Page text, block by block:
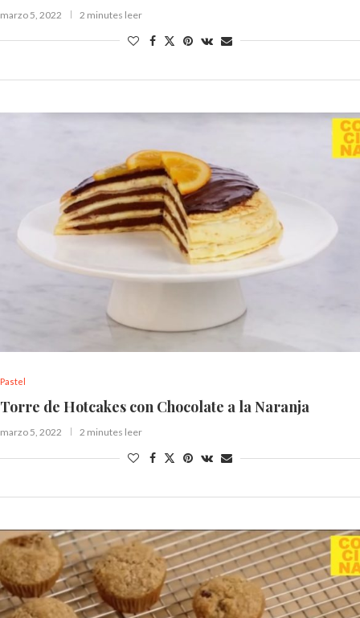
marzo 5, 2022 2 minutes leer
Pastel
Torre de Hotcakes con Chocolate a la Naranja
marzo 5, 2022 2 minutes leer